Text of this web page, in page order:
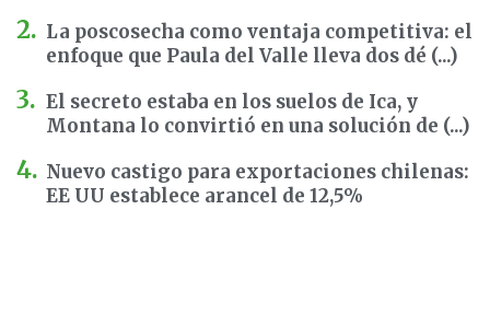
La poscosecha como ventaja competitiva: el
enfoque que Paula del Valle lleva dos dé (...)
El secreto estaba en los suelos de Ica, y
Montana lo convirtió en una solución de (...)
Nuevo castigo para exportaciones chilenas:
EE UU establece arancel de 12,5%